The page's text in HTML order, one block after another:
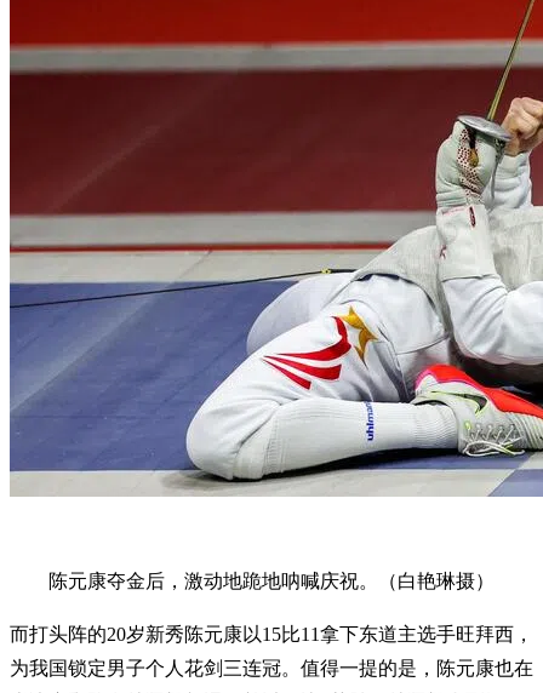
陈元康夺金后，激动地跪地呐喊庆祝。（白艳琳摄）
而打头阵的20岁新秀陈元康以15比11拿下东道主选手旺拜西，
为我国锁定男子个人花剑三连冠。值得一提的是，陈元康也在